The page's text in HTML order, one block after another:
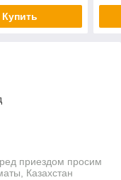
Купить
приездом просим
Казахстан